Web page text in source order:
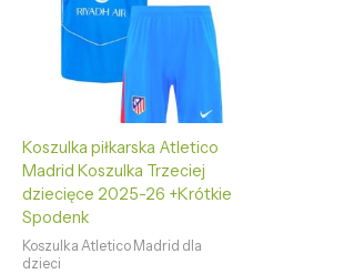
Koszulka piłkarska Atletico
Madrid Koszulka Trzeciej
dziecięce 2025-26 +Krótkie
Spodenk
Koszulka Atletico Madrid dla
dzieci